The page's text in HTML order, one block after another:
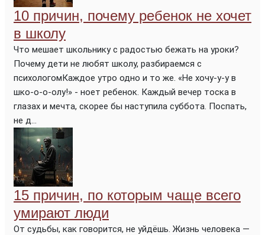
10 причин, почему ребенок не хочет
в школу
Что мешает школьнику с радостью бежать на уроки?
Почему дети не любят школу, разбираемся с
психологомКаждое утро одно и то же. «Не хочу-у-у в
шко-о-о-олу!» - ноет ребенок. Каждый вечер тоска в
глазах и мечта, скорее бы наступила суббота. Поспать,
не д...
15 причин, по которым чаще всего
умирают люди
От судьбы, как говорится, не уйдёшь. Жизнь человека —